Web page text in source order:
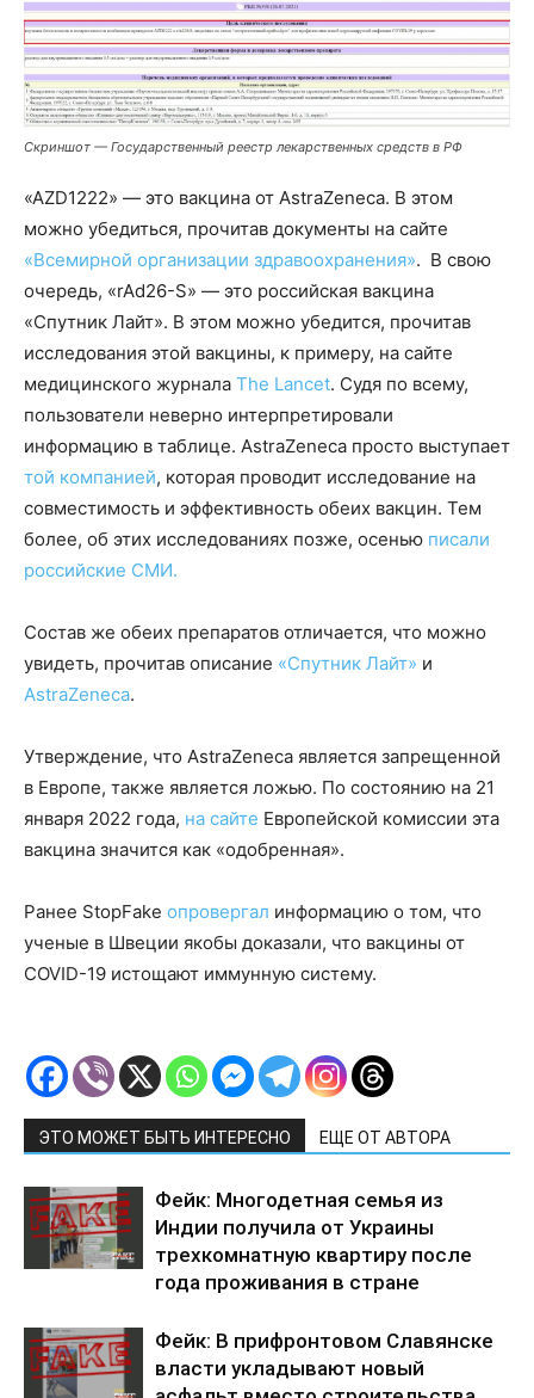
Скриншот — Государственный реестр лекарственных средств в РФ
«AZD1222» — это вакцина от AstraZeneca. В этом
можно убедиться, прочитав документы на сайте
«Всемирной организации здравоохранения». В свою
очередь, «rAd26-S» — это российская вакцина
«Спутник Лайт». В этом можно убедится, прочитав
исследования этой вакцины, к примеру, на сайте
медицинского журнала The Lancet. Судя по всему,
пользователи неверно интерпретировали
информацию в таблице. AstraZeneca просто выступает
той компанией, которая проводит исследование на
совместимость и эффективность обеих вакцин. Тем
более, об этих исследованиях позже, осенью писали
российские СМИ.
Состав же обеих препаратов отличается, что можно
увидеть, прочитав описание «Спутник Лайт» и
AstraZeneca.
Утверждение, что AstraZeneca является запрещенной
в Европе, также является ложью. По состоянию на 21
января 2022 года, на сайте Европейской комиссии эта
вакцина значится как «одобренная».
Ранее StopFake опровергал информацию о том, что
ученые в Швеции якобы доказали, что вакцины от
COVID-19 истощают иммунную систему.
ЭТО МОЖЕТ БЫТЬ ИНТЕРЕСНО ЕЩЕ ОТ АВТОРА
Фейк: Многодетная семья из
Индии получила от Украины
трехкомнатную квартиру после
года проживания в стране
Фейк: В прифронтовом Славянске
власти укладывают новый